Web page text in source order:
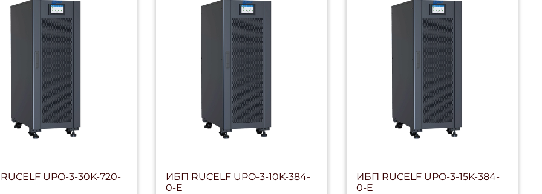
UPO-3-30K-720-
ИБП RUCELF UPO-3-10K-384-
0-E
ИБП RUCELF UPO-3-15K-384-
0-E